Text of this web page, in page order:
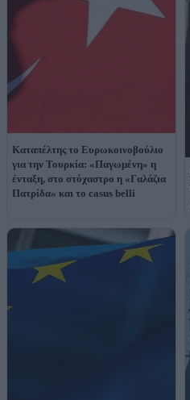
Καταπέλτης το Ευρωκοινοβούλιο
για την Τουρκία: «Παγωμένη» η
ένταξη, στο στόχαστρο η «Γαλάζια
Πατρίδα» και το casus belli